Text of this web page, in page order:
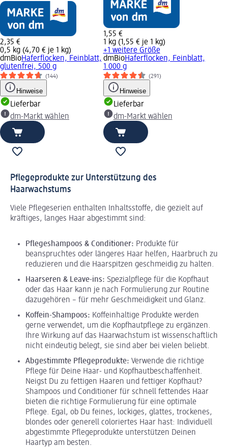
2,35 €
0,5 kg (4,70 € je 1 kg)
dmBioHaferflocken, Feinblatt,
glutenfrei, 500 g
(144)
Hinweise
Lieferbar
dm-Markt wählen
1,55 €
1 kg (1,55 € je 1 kg)
+1 weitere Größe
dmBioHaferflocken, Feinblatt,
1.000 g
(291)
Hinweise
Lieferbar
dm-Markt wählen
Pflegeprodukte zur Unterstützung des
Haarwachstums
Viele Pflegeserien enthalten Inhaltsstoffe, die gezielt auf
kräftiges, langes Haar abgestimmt sind:
Pflegeshampoos & Conditioner: Produkte für
beanspruchtes oder längeres Haar helfen, Haarbruch zu
reduzieren und die Haarspitzen geschmeidig zu halten.
Haarseren & Leave-ins: Spezialpflege für die Kopfhaut
oder das Haar kann je nach Formulierung zur Routine
dazugehören – für mehr Geschmeidigkeit und Glanz.
Koffein-Shampoos: Koffeinhaltige Produkte werden
gerne verwendet, um die Kopfhautpflege zu ergänzen.
Ihre Wirkung auf das Haarwachstum ist wissenschaftlich
nicht eindeutig belegt, sie sind aber bei vielen beliebt.
Abgestimmte Pflegeprodukte: Verwende die richtige
Pflege für Deine Haar- und Kopfhautbeschaffenheit.
Neigst Du zu fettigen Haaren und fettiger Kopfhaut?
Shampoos und Conditioner für schnell fettendes Haar
bieten die richtige Formulierung für eine optimale
Pflege. Egal, ob Du feines, lockiges, glattes, trockenes,
blondes oder generell coloriertes Haar hast: Individuell
abgestimmte Pflegeprodukte unterstützen Deinen
Haartyp am besten.